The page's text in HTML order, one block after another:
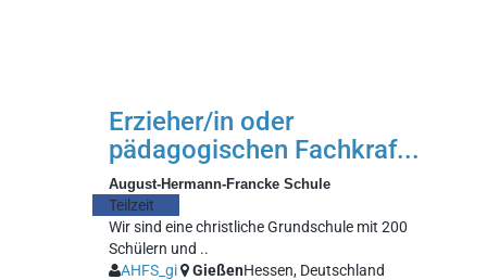
Erzieher/in oder
pädagogischen Fachkraf...
August-Hermann-Francke Schule
Teilzeit
Wir sind eine christliche Grundschule mit 200
Schülern und ..
AHFS_gi
GießenHessen, Deutschland